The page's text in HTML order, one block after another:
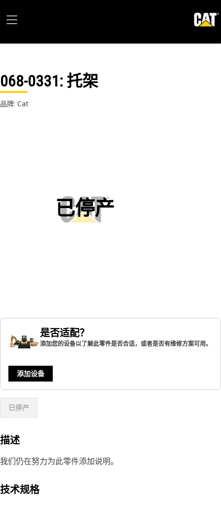
068-0331: 托架
品牌: Cat
已停产
是否适配？
添加您的设备以了解此零件是否合适，或者是否有维修方案可用。
添加设备
已停产
描述
我们仍在努力为此零件添加说明。
技术规格